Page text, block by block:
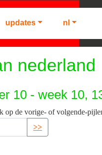
updates nl
nederland
10 - week 10,
op de vorige- of volgende-
>>